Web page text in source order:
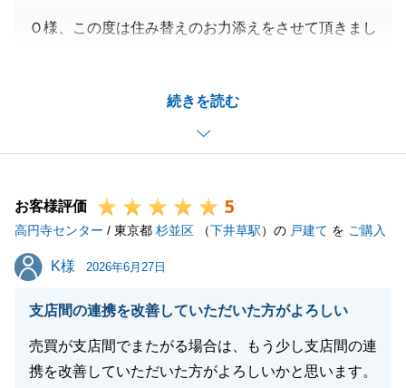
続きを読む
Ｏ様、この度は住み替えのお力添えをさせて頂きまし
ざいましたが、無事にお手続きが完了したこと、大変
これもＯ様とＬＩＮＥにて、密に、またレスポンス良
また私にお力添えできることがございましたら、ご連
絡下さいませ。
今後ともよろしくお願い致します。
お客様評価 5
高円寺センター / 東京都 杉並区 （下井草駅）の 戸建て を ご購入
K様
K様 2026年6月27日
支店間の連携を改善していただいた方がよろしい
売買が支店間でまたがる場合は、もう少し支店間の連
携を改善していただいた方がよろしいかと思います。